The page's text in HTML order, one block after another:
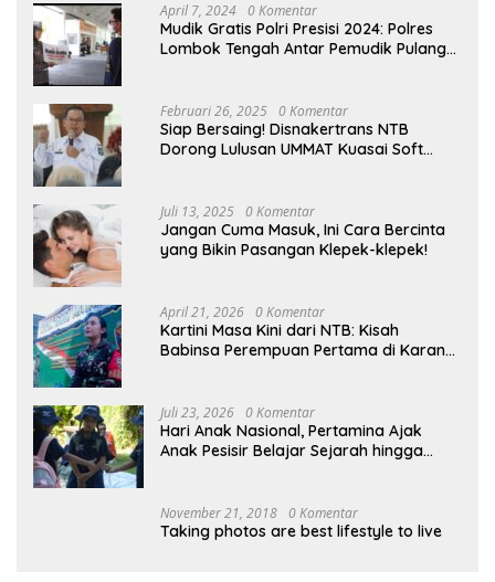
April 7, 2024 0 Komentar
Mudik Gratis Polri Presisi 2024: Polres
Lombok Tengah Antar Pemudik Pulang
Februari 26, 2025 0 Komentar
Siap Bersaing! Disnakertrans NTB
Dorong Lulusan UMMAT Kuasai Soft
Juli 13, 2025 0 Komentar
Jangan Cuma Masuk, Ini Cara Bercinta
yang Bikin Pasangan Klepek-klepek!
April 21, 2026 0 Komentar
Kartini Masa Kini dari NTB: Kisah
Babinsa Perempuan Pertama di Karang
Juli 23, 2026 0 Komentar
Hari Anak Nasional, Pertamina Ajak
Anak Pesisir Belajar Sejarah hingga
November 21, 2018 0 Komentar
Taking photos are best lifestyle to live